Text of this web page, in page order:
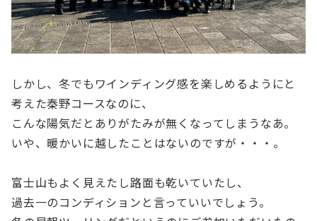
しかし、冬でもワインディング感を楽しめるようにと
考えた秦野コースなのに、
こんな陽気だとありがたみが無くなってしまうなあ。
いや、暖かいに越したことはないのですが・・・。
富士山もよく見えたし路面も乾いていたし、
過去一のコンディションと言っていいでしょう。